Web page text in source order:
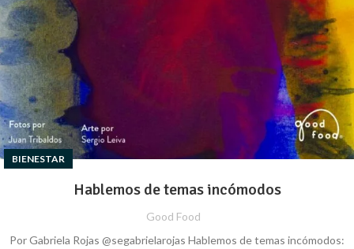
BIENESTAR
Hablemos de temas incómodos
Good Food
Por Gabriela Rojas @segabrielarojas Hablemos de temas incómodos: